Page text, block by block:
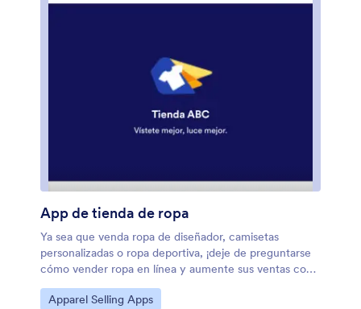
App de tienda de ropa
Ya sea que venda ropa de diseñador, camisetas
personalizadas o ropa deportiva, ¡deje de preguntarse
cómo vender ropa en línea y aumente sus ventas con
nuestra App de tienda de ropa gratuita! Esta app lista
para usar reúne múltiples formularios — incluyendo
Ir a Categoría:
Apparel Selling Apps